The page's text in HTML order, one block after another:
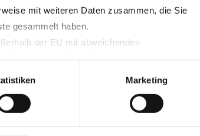
mit weiteren Daten zusammen, die Sie
gesammelt haben.
der EU mit abweichenden
bzw. von Kontrollverlust bzgl. übermittelter
Marketing